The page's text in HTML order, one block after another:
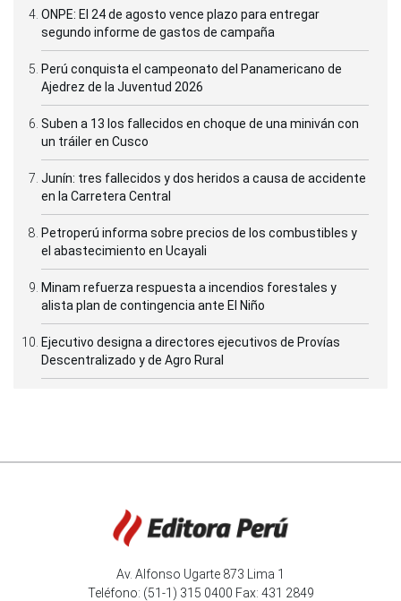
ONPE: El 24 de agosto vence plazo para entregar
segundo informe de gastos de campaña
Perú conquista el campeonato del Panamericano de
Ajedrez de la Juventud 2026
Suben a 13 los fallecidos en choque de una miniván con
un tráiler en Cusco
Junín: tres fallecidos y dos heridos a causa de accidente
en la Carretera Central
Petroperú informa sobre precios de los combustibles y
el abastecimiento en Ucayali
Minam refuerza respuesta a incendios forestales y
alista plan de contingencia ante El Niño
Ejecutivo designa a directores ejecutivos de Provías
Descentralizado y de Agro Rural
Av. Alfonso Ugarte 873 Lima 1
Teléfono: (51-1) 315 0400 Fax: 431 2849